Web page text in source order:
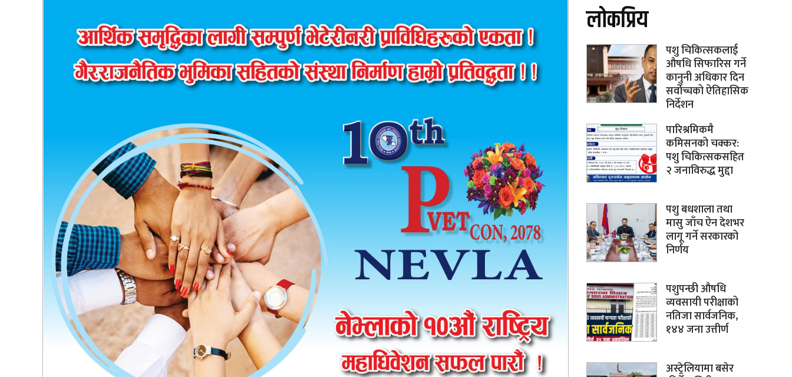
लोकप्रिय
पशु चिकित्सकलाई
औषधि सिफारिस गर्ने
कानुनी अधिकार दिन
सर्वोच्चको ऐतिहासिक
निर्देशन
पारिश्रमिकमै
कमिसनको चक्कर:
पशु चिकित्सकसहित
२ जनाविरुद्ध मुद्दा
पशु बधशाला तथा
मासु जाँच ऐन देशभर
लागू गर्ने सरकारको
निर्णय
पशुपन्छी औषधि
व्यवसायी परीक्षाको
नतिजा सार्वजनिक,
१४४ जना उत्तीर्ण
अस्ट्रेलियामा बसेर